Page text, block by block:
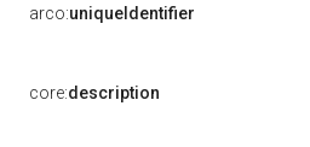
arco:uniqueIdentifier
core:description